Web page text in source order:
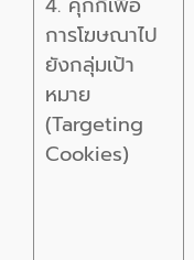
การโฆษณาไป
ยังกลุ่มเป้า
หมาย
(Targeting
Cookies)